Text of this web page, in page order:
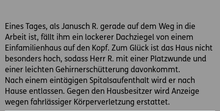
Eines Tages, als Janusch R. gerade auf dem Weg in die
Arbeit ist, fällt ihm ein lockerer Dachziegel von einem
Einfamilienhaus auf den Kopf. Zum Glück ist das Haus nicht
besonders hoch, sodass Herr R. mit einer Platzwunde und
einer leichten Gehirnerschütterung davonkommt.
Nach einem eintägigen Spitalsaufenthalt wird er nach
Hause entlassen. Gegen den Hausbesitzer wird Anzeige
wegen fahrlässiger Körperverletzung erstattet.